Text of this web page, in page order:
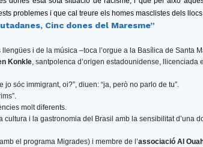
problemes i que cal treure els homes masclistes dels
Cinc dones del Maresme”
i de la música –toca l’orgue a la Basílica de Santa
Konkle, santpolenca d’origen estadounidense, llicenciada
sóc immigrant, oi?”, diuen: “ja, però no parlo de tu”.
molt diferents.
i la gastronomia del Brasil amb la sensibilitat d’una
el programa Migrades) i membre de l’associació Al